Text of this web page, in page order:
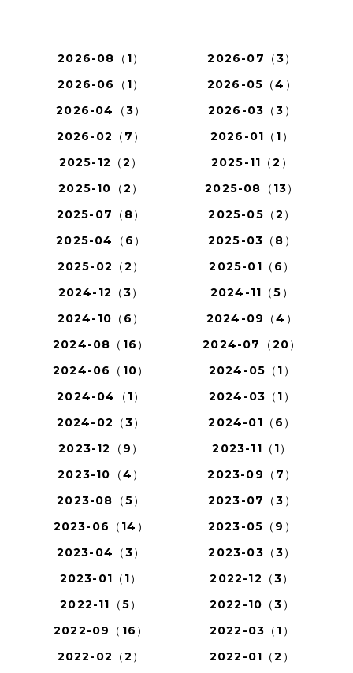
2026-08（1）
2026-07（3）
2026-06（1）
2026-05（4）
2026-04（3）
2026-03（3）
2026-02（7）
2026-01（1）
2025-12（2）
2025-11（2）
2025-10（2）
2025-08（13）
2025-07（8）
2025-05（2）
2025-04（6）
2025-03（8）
2025-02（2）
2025-01（6）
2024-12（3）
2024-11（5）
2024-10（6）
2024-09（4）
2024-08（16）
2024-07（20）
2024-06（10）
2024-05（1）
2024-04（1）
2024-03（1）
2024-02（3）
2024-01（6）
2023-12（9）
2023-11（1）
2023-10（4）
2023-09（7）
2023-08（5）
2023-07（3）
2023-06（14）
2023-05（9）
2023-04（3）
2023-03（3）
2023-01（1）
2022-12（3）
2022-11（5）
2022-10（3）
2022-09（16）
2022-03（1）
2022-02（2）
2022-01（2）